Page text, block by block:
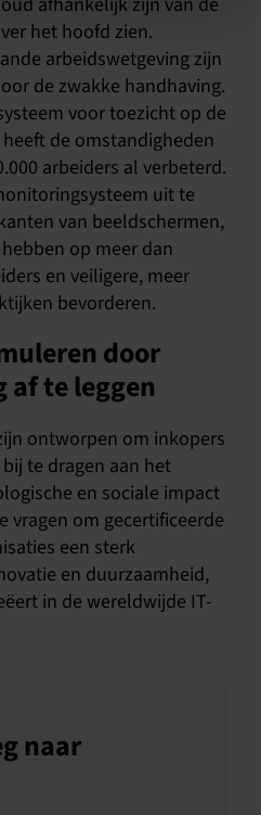
het hoofd zien.
arbeidswetgeving zijn
de zwakke handhaving.
voor toezicht op de
de omstandigheden
arbeiders al verbeterd.
uit te
van beeldschermen,
op meer dan
en veiligere, meer
bevorderen.
door
te leggen
ontworpen om inkopers
te dragen aan het
en sociale impact
vragen om gecertificeerde
een sterk
en duurzaamheid,
in de wereldwijde IT-
naar